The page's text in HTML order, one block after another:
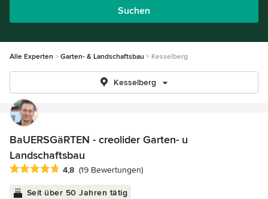
Suchen
Alle Experten Garten- & Landschaftsbau Kesselberg
Kesselberg
BaUERSGäRTEN - creolider Garten- u
Landschaftsbau
Durchschnittliche Bewertung: 4.8 von 5 Sternen
4,8 (19 Bewertungen)
Seit über 50 Jahren tätig